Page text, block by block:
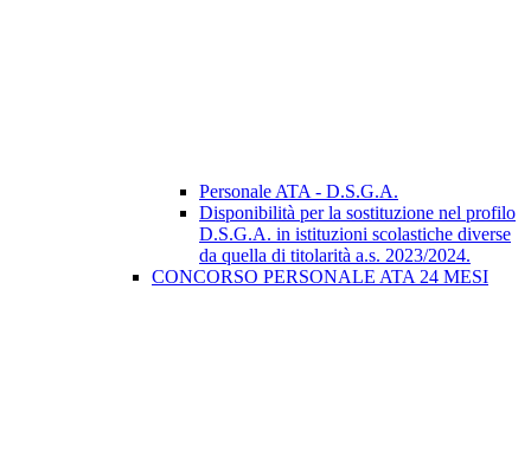
Personale ATA - D.S.G.A.
Disponibilità per la sostituzione nel profilo
D.S.G.A. in istituzioni scolastiche diverse
da quella di titolarità a.s. 2023/2024.
CONCORSO PERSONALE ATA 24 MESI